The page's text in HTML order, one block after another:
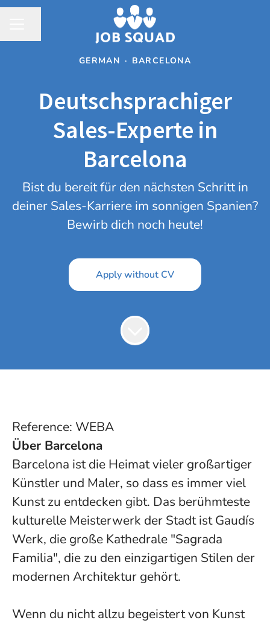
GERMAN · BARCELONA
Deutschsprachiger
Sales-Experte in
Barcelona
Bist du bereit für den nächsten Schritt in
deiner Sales-Karriere im sonnigen Spanien?
Bewirb dich noch heute!
Apply without CV
Reference: WEBA
Über Barcelona
Barcelona ist die Heimat vieler großartiger
Künstler und Maler, so dass es immer viel
Kunst zu entdecken gibt. Das berühmteste
kulturelle Meisterwerk der Stadt ist Gaudís
Werk, die große Kathedrale "Sagrada
Familia", die zu den einzigartigen Stilen der
modernen Architektur gehört.
Wenn du nicht allzu begeistert von Kunst